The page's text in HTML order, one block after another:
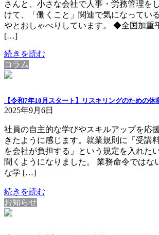
さんと、小さな会社で人事・労務管理を
けて、「働くこと」関連で気になってい
やとおしゃべりしています。 ◆全国加重
[…]
続きを読む
コラム
【令和7年10月スタート】リスキリングのための休
2025年9月6日
社員の自主的な学びやスキルアップを応
きたように感じます。就業規則に「受講
を会社が負担する」という規定を入れた
聞くようになりました。 業務命令ではな
な学 […]
続きを読む
お知らせ